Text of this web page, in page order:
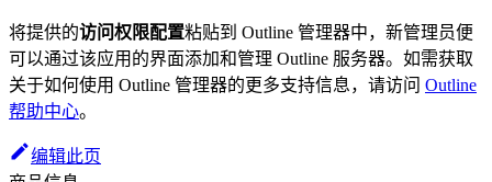
将提供的访问权限配置粘贴到 Outline 管理器中，新管理员便
可以通过该应用的界面添加和管理 Outline 服务器。如需获取
关于如何使用 Outline 管理器的更多支持信息，请访问 Outline
帮助中心。
编辑此页